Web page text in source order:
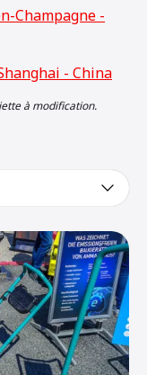
Champagne -
- China
à modification.